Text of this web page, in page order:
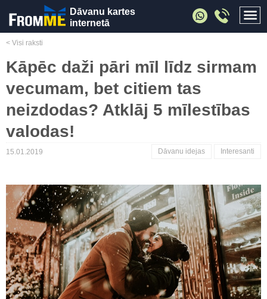
Dāvanu kartes
internetā
< Visi raksti
Kāpēc daži pāri mīl līdz sirmam
vecumam, bet citiem tas
neizdodas? Atklāj 5 mīlestības
valodas!
15.01.2019 Dāvanu idejas Interesanti